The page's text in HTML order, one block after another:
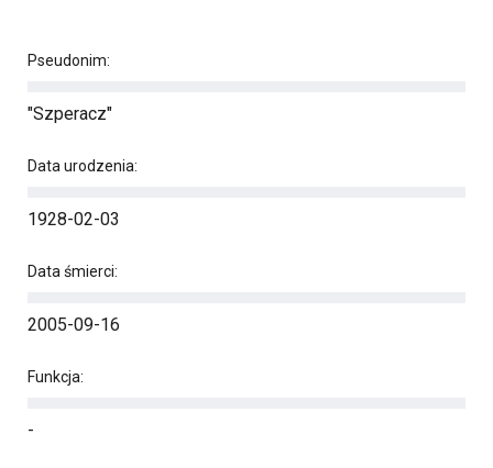
Pseudonim:
"Szperacz"
Data urodzenia:
1928-02-03
Data śmierci:
2005-09-16
Funkcja:
-